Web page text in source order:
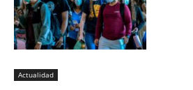
Actualidad